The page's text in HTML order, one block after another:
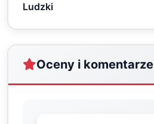
Ludzki
Oceny i komentarze